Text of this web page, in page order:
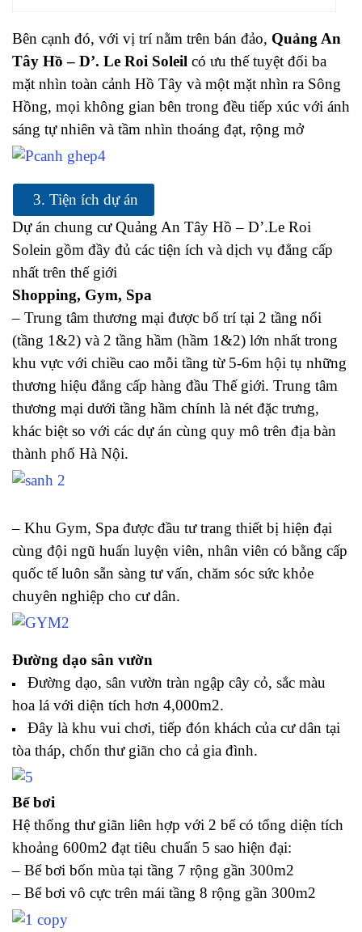
Bên cạnh đó, với vị trí nằm trên bán đảo, Quảng An
Tây Hồ – D’. Le Roi Soleil có ưu thế tuyệt đối ba
mặt nhìn toàn cảnh Hồ Tây và một mặt nhìn ra Sông
Hồng, mọi không gian bên trong đều tiếp xúc với ánh
sáng tự nhiên và tầm nhìn thoáng đạt, rộng mở
3. Tiện ích dự án
Dự án chung cư Quảng An Tây Hồ – D’.Le Roi
Solein gồm đầy đủ các tiện ích và dịch vụ đẳng cấp
nhất trên thế giới
Shopping, Gym, Spa
– Trung tâm thương mại được bố trí tại 2 tầng nổi
(tầng 1&2) và 2 tầng hầm (hầm 1&2) lớn nhất trong
khu vực với chiều cao mỗi tầng từ 5-6m hội tụ những
thương hiệu đẳng cấp hàng đầu Thế giới. Trung tâm
thương mại dưới tầng hầm chính là nét đặc trưng,
khác biệt so với các dự án cùng quy mô trên địa bàn
thành phố Hà Nội.
– Khu Gym, Spa được đầu tư trang thiết bị hiện đại
cùng đội ngũ huấn luyện viên, nhân viên có bằng cấp
quốc tế luôn sẵn sàng tư vấn, chăm sóc sức khỏe
chuyên nghiệp cho cư dân.
Đường dạo sân vườn
Đường dạo, sân vườn tràn ngập cây cỏ, sắc màu
hoa lá với diện tích hơn 4,000m2.
Đây là khu vui chơi, tiếp đón khách của cư dân tại
tòa tháp, chốn thư giãn cho cả gia đình.
Bể bơi
Hệ thống thư giãn liên hợp với 2 bể có tổng diện tích
khoảng 600m2 đạt tiêu chuẩn 5 sao hiện đại:
– Bể bơi bốn mùa tại tầng 7 rộng gần 300m2
– Bể bơi vô cực trên mái tầng 8 rộng gần 300m2